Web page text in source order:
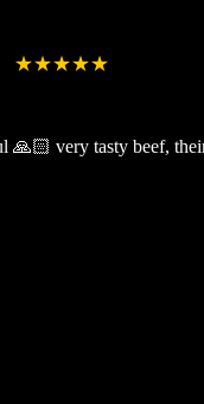
🙏🏻 very tasty beef,